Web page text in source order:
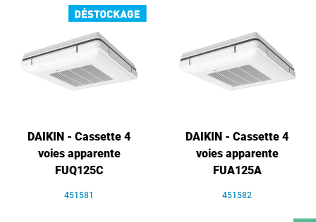
DAIKIN - Cassette 4
voies apparente
FUQ125C
451581
DAIKIN - Cassette 4
voies apparente
FUA125A
451582